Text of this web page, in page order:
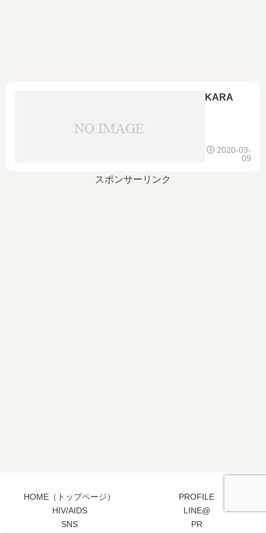
KARA
2020-03-
09
スポンサーリンク
HOME（トップページ）
PROFILE
HIV/AIDS
LINE@
SNS
PR